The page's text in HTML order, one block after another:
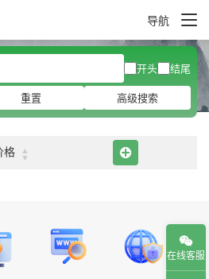
导航
开头
结尾
重置 高级搜索
格 ▲
▼
在线客服